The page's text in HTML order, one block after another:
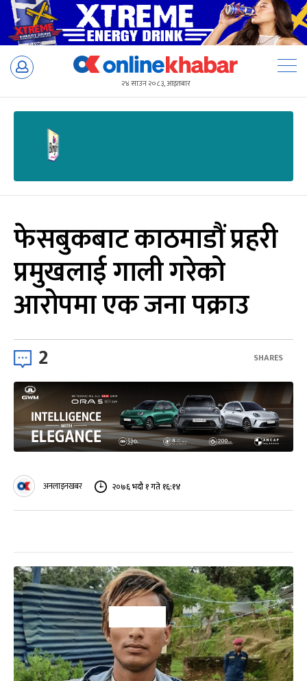
Skip
२४ साउन २०८३, आइतबार
फेसबुकबाट काठमाडौं प्रहरी
प्रमुखलाई गाली गरेको
आरोपमा एक जना पक्राउ
2 SHARES
अनलाइनखबर २०७६ भदौ १ गते १६:१४